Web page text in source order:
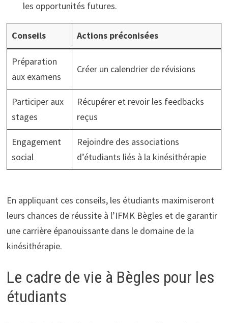
les opportunités futures.
Conseils Actions préconisées
Préparation
aux examens
Créer un calendrier de révisions
Participer aux
stages
Récupérer et revoir les feedbacks
reçus
Engagement
social
Rejoindre des associations
d’étudiants liés à la kinésithérapie
En appliquant ces conseils, les étudiants maximiseront
leurs chances de réussite à l’IFMK Bègles et de garantir
une carrière épanouissante dans le domaine de la
kinésithérapie.
Le cadre de vie à Bègles pour les
étudiants